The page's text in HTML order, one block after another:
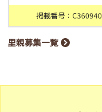
掲載番号：C360940
里親募集一覧